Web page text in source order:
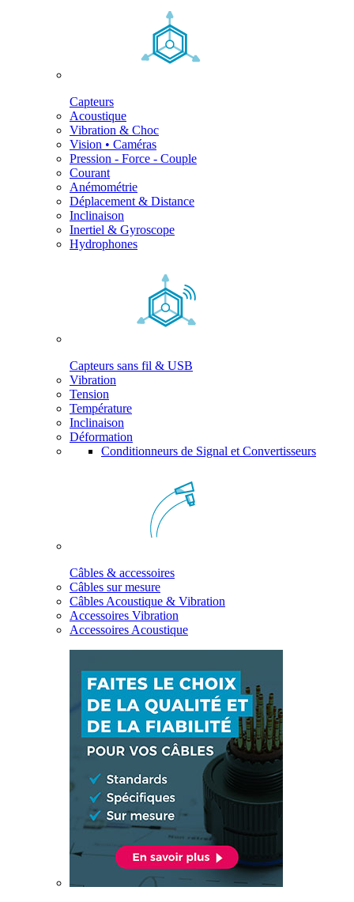
Capteurs
Acoustique
Vibration & Choc
Vision • Caméras
Pression - Force - Couple
Courant
Anémométrie
Déplacement & Distance
Inclinaison
Inertiel & Gyroscope
Hydrophones
Capteurs sans fil & USB
Vibration
Tension
Température
Inclinaison
Déformation
Conditionneurs de Signal et Convertisseurs
Câbles & accessoires
Câbles sur mesure
Câbles Acoustique & Vibration
Accessoires Vibration
Accessoires Acoustique